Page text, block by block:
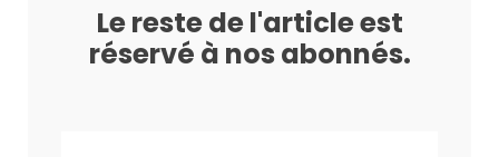
Le reste de l'article est
réservé à nos abonnés.